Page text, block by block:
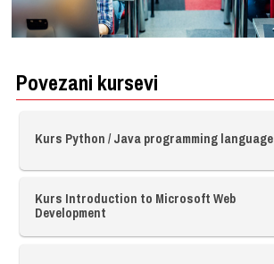
Povezani kursevi
Kurs Python / Java programming language
Kurs Introduction to Microsoft Web
Development